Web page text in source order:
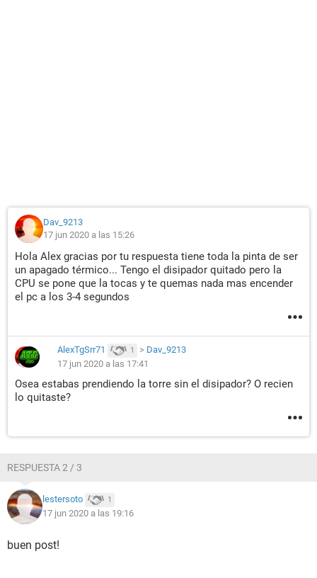
Dav_9213
17 jun 2020 a las 15:26
Hola Alex gracias por tu respuesta tiene toda la pinta de ser
un apagado térmico... Tengo el disipador quitado pero la
CPU se pone que la tocas y te quemas nada mas encender
el pc a los 3-4 segundos
AlexTgSrr71 1 > Dav_9213
17 jun 2020 a las 17:41
Osea estabas prendiendo la torre sin el disipador? O recien
lo quitaste?
RESPUESTA 2 / 3
lestersoto 1
17 jun 2020 a las 19:16
buen post!